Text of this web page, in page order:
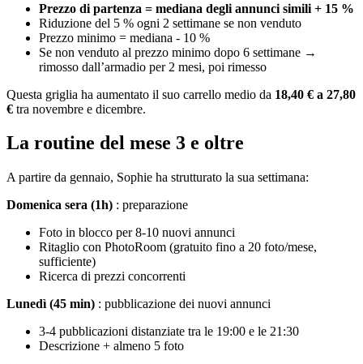
Prezzo di partenza = mediana degli annunci simili + 15 %
Riduzione del 5 % ogni 2 settimane se non venduto
Prezzo minimo = mediana - 10 %
Se non venduto al prezzo minimo dopo 6 settimane →
rimosso dall’armadio per 2 mesi, poi rimesso
Questa griglia ha aumentato il suo carrello medio da 18,40 € a 27,80
€ tra novembre e dicembre.
La routine del mese 3 e oltre
A partire da gennaio, Sophie ha strutturato la sua settimana:
Domenica sera (1h) : preparazione
Foto in blocco per 8-10 nuovi annunci
Ritaglio con PhotoRoom (gratuito fino a 20 foto/mese,
sufficiente)
Ricerca di prezzi concorrenti
Lunedì (45 min) : pubblicazione dei nuovi annunci
3-4 pubblicazioni distanziate tra le 19:00 e le 21:30
Descrizione + almeno 5 foto